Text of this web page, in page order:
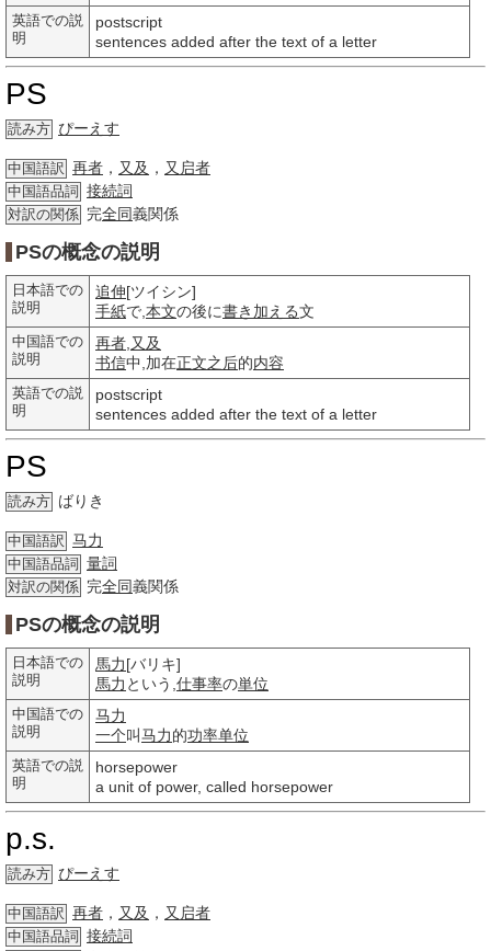
英語での説
明
postscript
sentences added after the text of a letter
PS
読み方 ぴーえす
中国語訳 再者 ， 又及 ， 又启者
中国語品詞 接続詞
対訳の関係 完全同義関係
PSの概念の説明
日本語での
説明
追伸[ツイシン]
手紙で, 本文の後に書き加える文
中国語での
説明
再者 又及
书信中,加在正文之后的内容
英語での説
明
postscript
sentences added after the text of a letter
PS
読み方 ばりき
中国語訳 马力
中国語品詞 量詞
対訳の関係 完全同義関係
PSの概念の説明
日本語での
説明
馬力[バリキ]
馬力 という, 仕事率の単位
中国語での
説明
马力
一个叫马力的功率单位
英語での説
明
horsepower
a unit of power, called horsepower
p.s.
読み方 ぴーえす
中国語訳 再者 ， 又及 ， 又启者
中国語品詞 接続詞